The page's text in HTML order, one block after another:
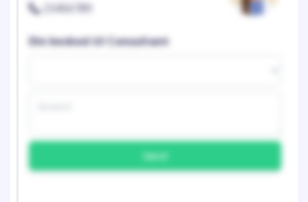
23456789
Din besked til Consultant
Send